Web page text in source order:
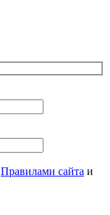
Правилами сайта и